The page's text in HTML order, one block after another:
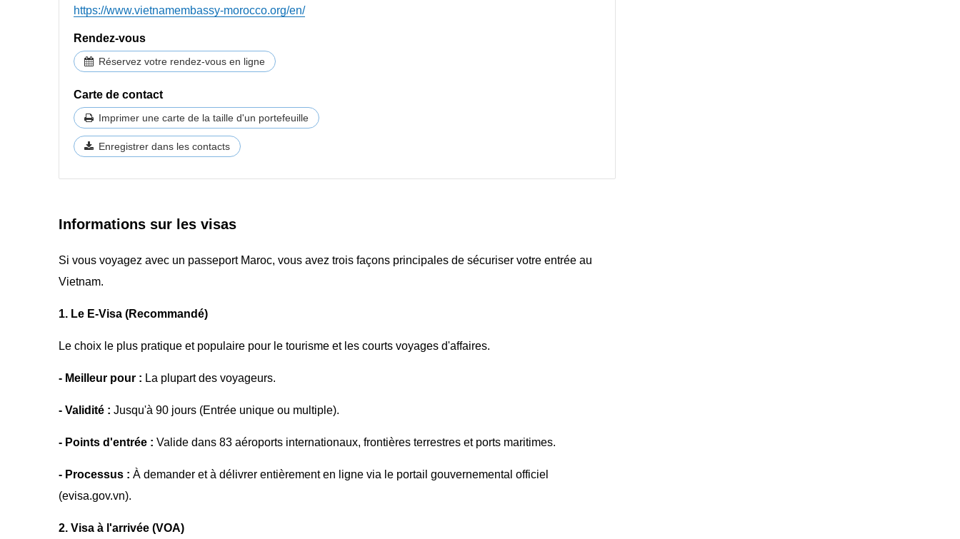
https://www.vietnamembassy-morocco.org/en/
Rendez-vous
Réservez votre rendez-vous en ligne
Carte de contact
Imprimer une carte de la taille d'un portefeuille
Enregistrer dans les contacts
Informations sur les visas
Si vous voyagez avec un passeport Maroc, vous avez trois façons principales de sécuriser votre entrée au
Vietnam.
1. Le E-Visa (Recommandé)
Le choix le plus pratique et populaire pour le tourisme et les courts voyages d'affaires.
- Meilleur pour : La plupart des voyageurs.
- Validité : Jusqu'à 90 jours (Entrée unique ou multiple).
- Points d'entrée : Valide dans 83 aéroports internationaux, frontières terrestres et ports maritimes.
- Processus : À demander et à délivrer entièrement en ligne via le portail gouvernemental officiel
(evisa.gov.vn).
2. Visa à l'arrivée (VOA)